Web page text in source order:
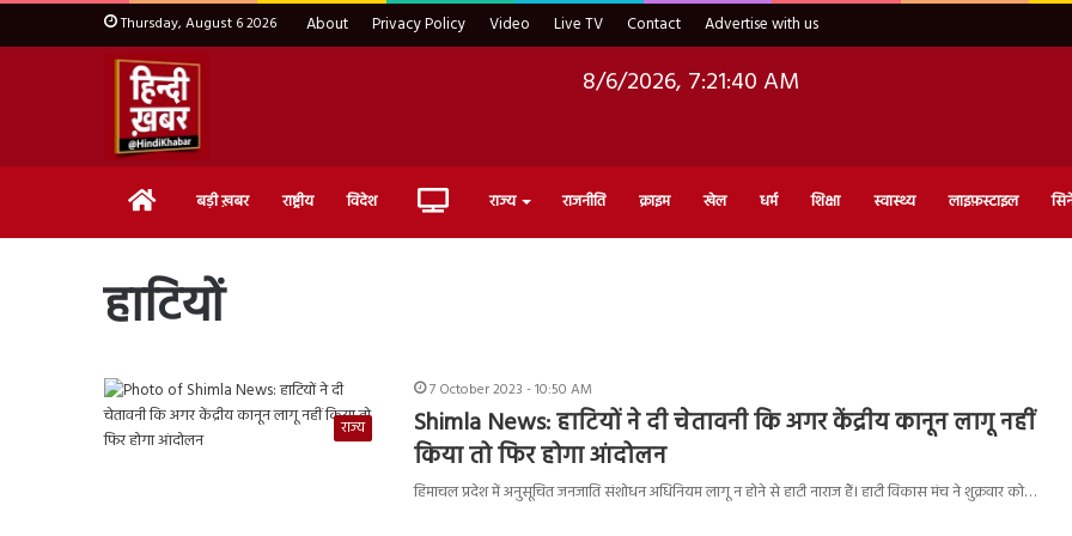
Thursday, August 6 2026 About Privacy Policy Video Live TV Contact Advertise with us
8/6/2026, 7:21:41 AM
Home बड़ी ख़बर राष्ट्रीय विदेश Live राज्य राजनीति क्राइम खेल धर्म शिक्षा स्वास्थ्य लाइफ़स्टाइल
हाटियों
राज्य
7 October 2023 - 10:50 AM
Shimla News: हाटियों ने दी चेतावनी कि अगर केंद्रीय कानून लागू नहीं
किया तो फिर होगा आंदोलन
हिमाचल प्रदेश में अनुसूचित जनजाति संशोधन अधिनियम लागू न होने से हाटी नाराज हैं। हाटी विकास मंच ने शुक्रवार को…